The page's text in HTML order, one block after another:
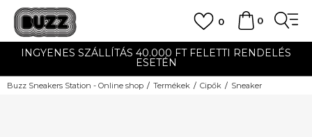
0
0
INGYENES SZÁLLÍTÁS 40.000 FT FELETTI RENDELÉS
ESETÉN
Buzz Sneakers Station - Online shop Termékek Cipők Sneaker